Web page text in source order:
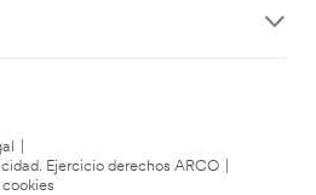
Ejercicio derechos ARCO